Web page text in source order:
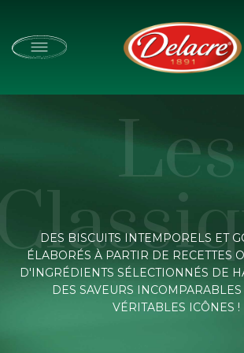
DÉCOUVRIR
DELACRE
NOS BISCUITS
Les
DES BISCUITS INTEMPORELS ET
ÉLABORÉS À PARTIR DE RECETTES
D'INGRÉDIENTS SÉLECTIONNÉS DE
DES SAVEURS
VÉRITABLES ICÔNES !